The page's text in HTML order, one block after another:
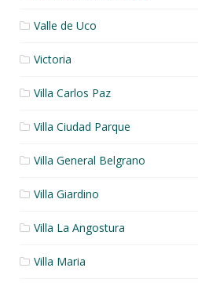
Valle de Uco
Victoria
Villa Carlos Paz
Villa Ciudad Parque
Villa General Belgrano
Villa Giardino
Villa La Angostura
Villa Maria